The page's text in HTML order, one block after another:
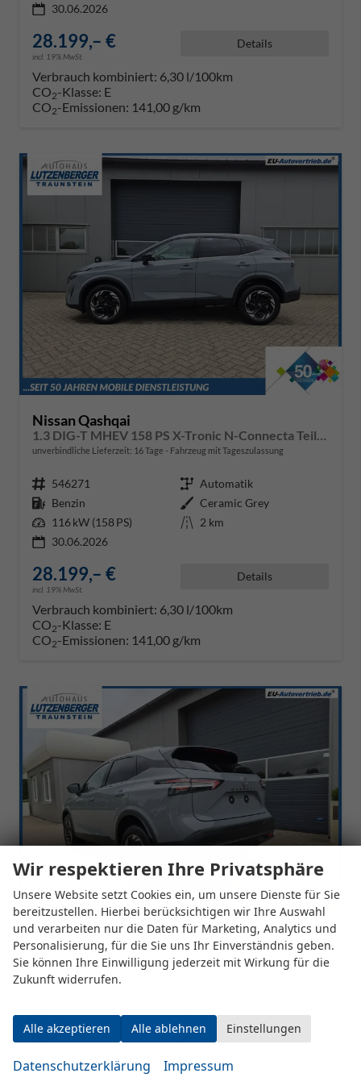
30.06.2026
28.199,– €
incl. 19% MwSt.
Details
Verbrauch kombiniert: 6,30 l/100km
CO2-Klasse: E
CO2-Emissionen: 141,00 g/km
Nissan Qashqai
unverbindliche Lieferzeit: 16 Tage Fahrzeug mit Tageszulassung
Fahrzeugnr. 546271 Getriebe Automatik
Kraftstoff Benzin Außenfarbe Ceramic Grey
Leistung 116 kW (158 PS) Kilometerstand 2 km
30.06.2026
28.199,– €
incl. 19% MwSt.
Details
Verbrauch kombiniert: 6,30 l/100km
CO2-Klasse: E
CO2-Emissionen: 141,00 g/km
Nissan Qashqai
1.3 DIG-T MHEV 158 PS X-Tronic N-Connecta Teil-Leder PanoGlasdach Klimaautomatik Sitzheizung Lenkradheizung Navi ACC PDC v+h 360°Kamera DAB Bluetooth Touchscreen Apple CarPlay Android Auto 18"LM
unverbindliche Lieferzeit:
Fahrzeugnr. 546272 Getriebe Automatik
Kraftstoff Benzin Außenfarbe Ceramic Grey
30.06.2026
Wir respektieren Ihre Privatsphäre
Unsere Website setzt Cookies ein, um unsere Dienste für Sie
bereitzustellen. Hierbei berücksichtigen wir Ihre Auswahl
und verarbeiten nur die Daten für Marketing, Analytics und
Personalisierung, für die Sie uns Ihr Einverständnis geben.
Sie können Ihre Einwilligung jederzeit mit Wirkung für die
Zukunft widerrufen.
Alle akzeptieren Alle ablehnen Einstellungen
Datenschutzerklärung Impressum